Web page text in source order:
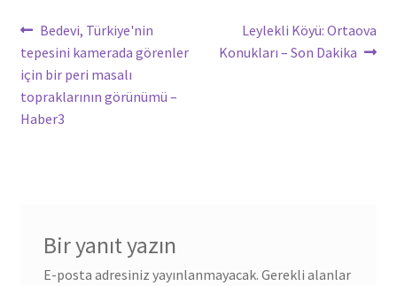
Yazı
gezinmesi
Önceki
yazı:
Bedevi, Türkiye'nin
tepesini kamerada görenler
için bir peri masalı
topraklarının görünümü –
Haber3
Sonraki
yazı:
Leylekli Köyü: Ortaova
Konukları – Son Dakika
Bir yanıt yazın
E-posta adresiniz yayınlanmayacak. Gerekli alanlar